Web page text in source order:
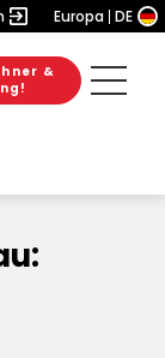
Europa DE
&